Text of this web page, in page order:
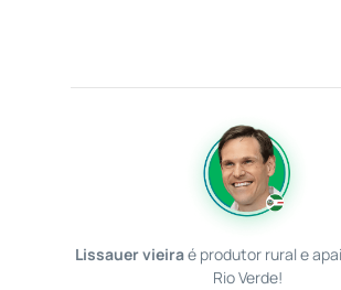
Lissauer vieiraé produtor rural e
Rio Verde!